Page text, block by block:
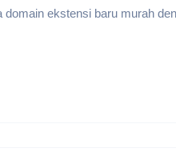
ekstensi baru murah